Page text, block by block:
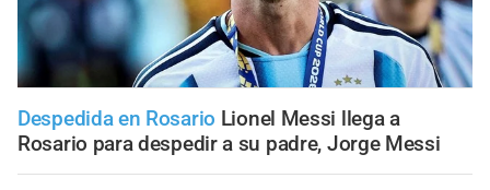
Despedida en Rosario Lionel Messi llega a
Rosario para despedir a su padre, Jorge Messi